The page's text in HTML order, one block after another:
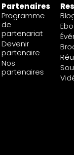
Partenaires
Programme
de
partenariat
Devenir
partenaire
Nos
partenaires